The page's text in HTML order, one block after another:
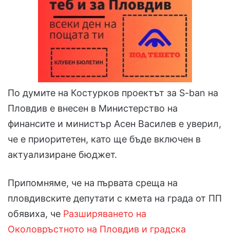
По думите на Костурков проектът за S-ban на
Пловдив е внесен в Министерство на
финансите и министър Асен Василев е уверил,
че е приоритетен, като ще бъде включен в
актуализиране бюджет.
Припомняме, че на първата среща на
пловдивските депутати с кмета на града от ПП
обявиха, че Разширяването на
Околовръстното на Пловдив и градска